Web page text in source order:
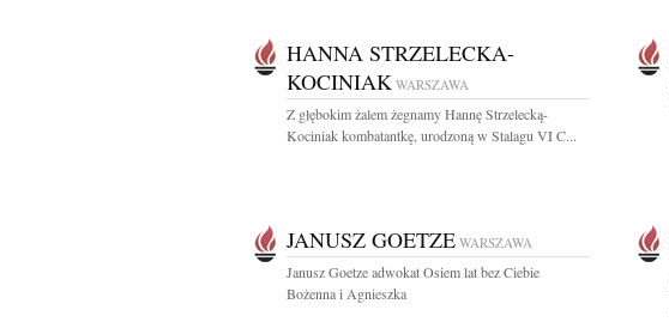
HANNA STRZELECKA-
KOCINIAK WARSZAWA
Z głębokim żalem żegnamy Hannę Strzelecką-
Kociniak kombatantkę, urodzoną w Stalagu VI C...
JANUSZ GOETZE WARSZAWA
Janusz Goetze adwokat Osiem lat bez Ciebie
Bożenna i Agnieszka